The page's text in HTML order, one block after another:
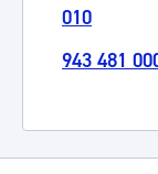
010
943 481